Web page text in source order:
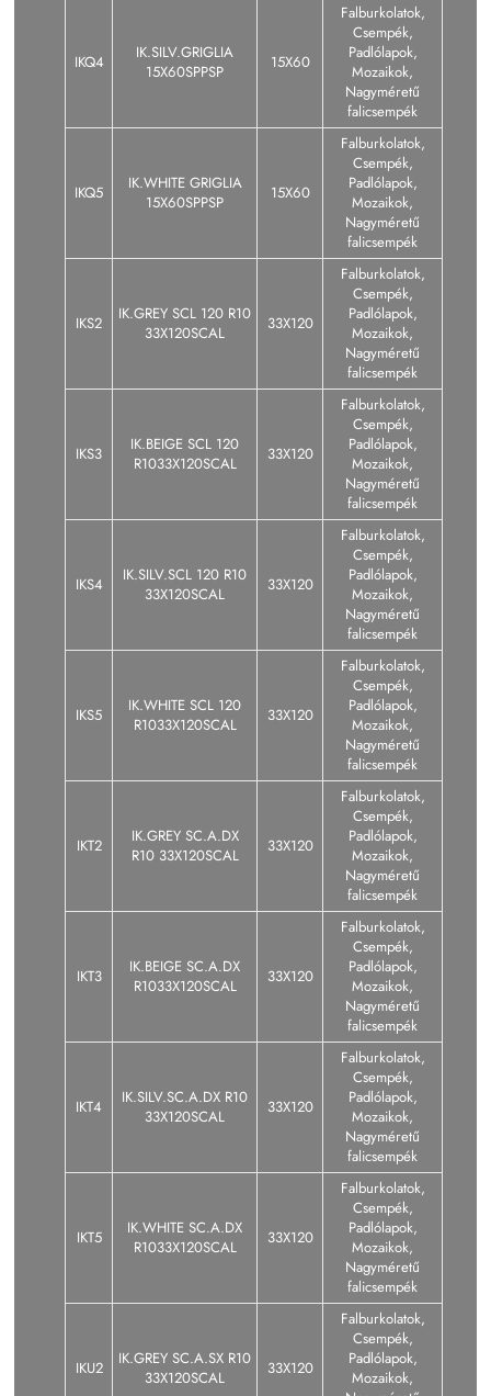
IKQ4
IK.SILV.GRIGLIA
15X60SPPSP
15X60
Falburkolatok,
Csempék,
Padlólapok,
Mozaikok,
Nagyméretű
falicsempék
IKQ5
IK.WHITE GRIGLIA
15X60SPPSP
15X60
Falburkolatok,
Csempék,
Padlólapok,
Mozaikok,
Nagyméretű
falicsempék
IKS2
IK.GREY SCL 120 R10
33X120SCAL
33X120
Falburkolatok,
Csempék,
Padlólapok,
Mozaikok,
Nagyméretű
falicsempék
IKS3
IK.BEIGE SCL 120
R1033X120SCAL
33X120
Falburkolatok,
Csempék,
Padlólapok,
Mozaikok,
Nagyméretű
falicsempék
IKS4
IK.SILV.SCL 120 R10
33X120SCAL
33X120
Falburkolatok,
Csempék,
Padlólapok,
Mozaikok,
Nagyméretű
falicsempék
IKS5
IK.WHITE SCL 120
R1033X120SCAL
33X120
Falburkolatok,
Csempék,
Padlólapok,
Mozaikok,
Nagyméretű
falicsempék
IKT2
IK.GREY SC.A.DX
R10 33X120SCAL
33X120
Falburkolatok,
Csempék,
Padlólapok,
Mozaikok,
Nagyméretű
falicsempék
IKT3
IK.BEIGE SC.A.DX
R1033X120SCAL
33X120
Falburkolatok,
Csempék,
Padlólapok,
Mozaikok,
Nagyméretű
falicsempék
IKT4
IK.SILV.SC.A.DX R10
33X120SCAL
33X120
Falburkolatok,
Csempék,
Padlólapok,
Mozaikok,
Nagyméretű
falicsempék
IKT5
IK.WHITE SC.A.DX
R1033X120SCAL
33X120
Falburkolatok,
Csempék,
Padlólapok,
Mozaikok,
Nagyméretű
falicsempék
IKU2
IK.GREY SC.A.SX R10
33X120SCAL
33X120
Falburkolatok,
Csempék,
Padlólapok,
Mozaikok,